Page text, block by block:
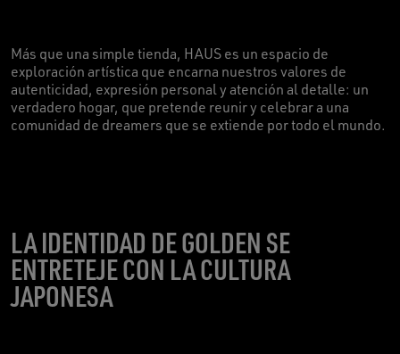
Más que una simple tienda, HAUS es un espacio de
exploración artística que encarna nuestros valores de
autenticidad, expresión personal y atención al detalle: un
verdadero hogar, que pretende reunir y celebrar a una
comunidad de dreamers que se extiende por todo el mundo.
LA IDENTIDAD DE GOLDEN SE
ENTRETEJE CON LA CULTURA
JAPONESA